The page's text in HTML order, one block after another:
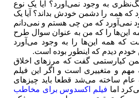
به وجود نمی‌آورد؟ آیا یک نوع
که همه را دشمن خودش بداند؟ آیا یک
نمی‌آورد که من چی هستم و نمی‌دانم
این‌ها را که من به عنوان سوال طرح
که همه این‌ها را به وجود می‌آورد
دیدم که اینطور بوده است.
کیارستمی گفت که مرزهای اخلاق
مهم و متغییری است و اگر این فیلم
عام ساخته می‌شد قطعا باید چیزهای
اما فیلم اکسدوس برای مخاطب